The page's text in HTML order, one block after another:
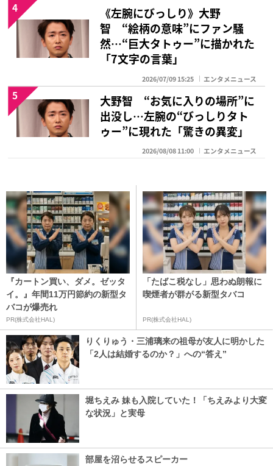
《左腕にびっしり》大野
智 “絵柄の意味”にファン騒
然…“巨大タトゥー”に描かれた
「7文字の言葉」
2026/07/09 15:25 エンタメニュース
4
大野智 “お気に入りの場所”に
出没し…左腕の“びっしりタト
ゥー”に現れた「驚きの異変」
2026/08/08 11:00 エンタメニュース
5
『カートン買い、ダメ。ゼッタ
イ。』年間11万円節約の新型タ
バコが爆売れ
PR(株式会社HAL)
「たばこ税なし」思わぬ朗報に
喫煙者が群がる新型タバコ
PR(株式会社HAL)
りくりゅう・三浦璃来の祖母が友人に明かした
「2人は結婚するのか？」への“答え”
堀ちえみ 妹も入院していた！「ちえみより大変
な状況」と実母
部屋を沼らせるスピーカー